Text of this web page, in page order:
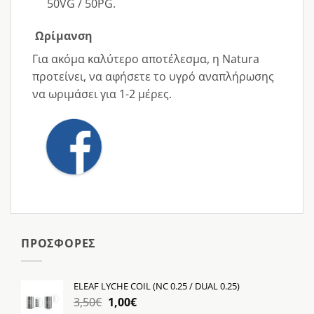
50VG / 50PG.
Ωρίμανση
Για ακόμα καλύτερο αποτέλεσμα, η Natura
προτείνει, να αφήσετε το υγρό αναπλήρωσης
να ωριμάσει για 1-2 μέρες.
ΠΡΟΣΦΟΡΕΣ
ELEAF LYCHE COIL (NC 0.25 / DUAL 0.25)
3,50€ Original
1,00€Η